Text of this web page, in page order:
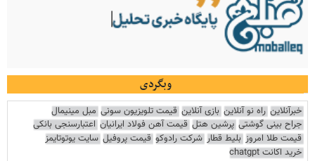
وبگردی
خبرآنلاین راه نو آنلاین بازی آنلاین قیمت تلویزیون سونی مبل مینیمال
جراح بینی گوشتی پرشین هتل قیمت آهن فولاد ایرانیان اعتبارسنجی بانکی
قیمت طلا امروز بلیط قطار شرکت رادوکو قیمت پروفیل سایت یوتوتایمز
خرید اکانت chatgpt